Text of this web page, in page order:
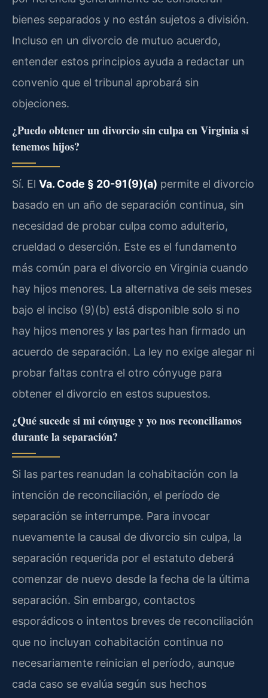
bienes separados y no están sujetos a división.
Incluso en un divorcio de mutuo acuerdo,
entender estos principios ayuda a redactar un
convenio que el tribunal aprobará sin
objeciones.
¿Puedo obtener un divorcio sin culpa en Virginia si
tenemos hijos?
Sí. El Va. Code § 20-91(9)(a) permite el divorcio
basado en un año de separación continua, sin
necesidad de probar culpa como adulterio,
crueldad o deserción. Este es el fundamento
más común para el divorcio en Virginia cuando
hay hijos menores. La alternativa de seis meses
bajo el inciso (9)(b) está disponible solo si no
hay hijos menores y las partes han firmado un
acuerdo de separación. La ley no exige alegar ni
probar faltas contra el otro cónyuge para
obtener el divorcio en estos supuestos.
¿Qué sucede si mi cónyuge y yo nos reconciliamos
durante la separación?
Si las partes reanudan la cohabitación con la
intención de reconciliación, el período de
separación se interrumpe. Para invocar
nuevamente la causal de divorcio sin culpa, la
separación requerida por el estatuto deberá
comenzar de nuevo desde la fecha de la última
separación. Sin embargo, contactos
esporádicos o intentos breves de reconciliación
que no incluyan cohabitación continua no
necesariamente reinician el período, aunque
cada caso se evalúa según sus hechos